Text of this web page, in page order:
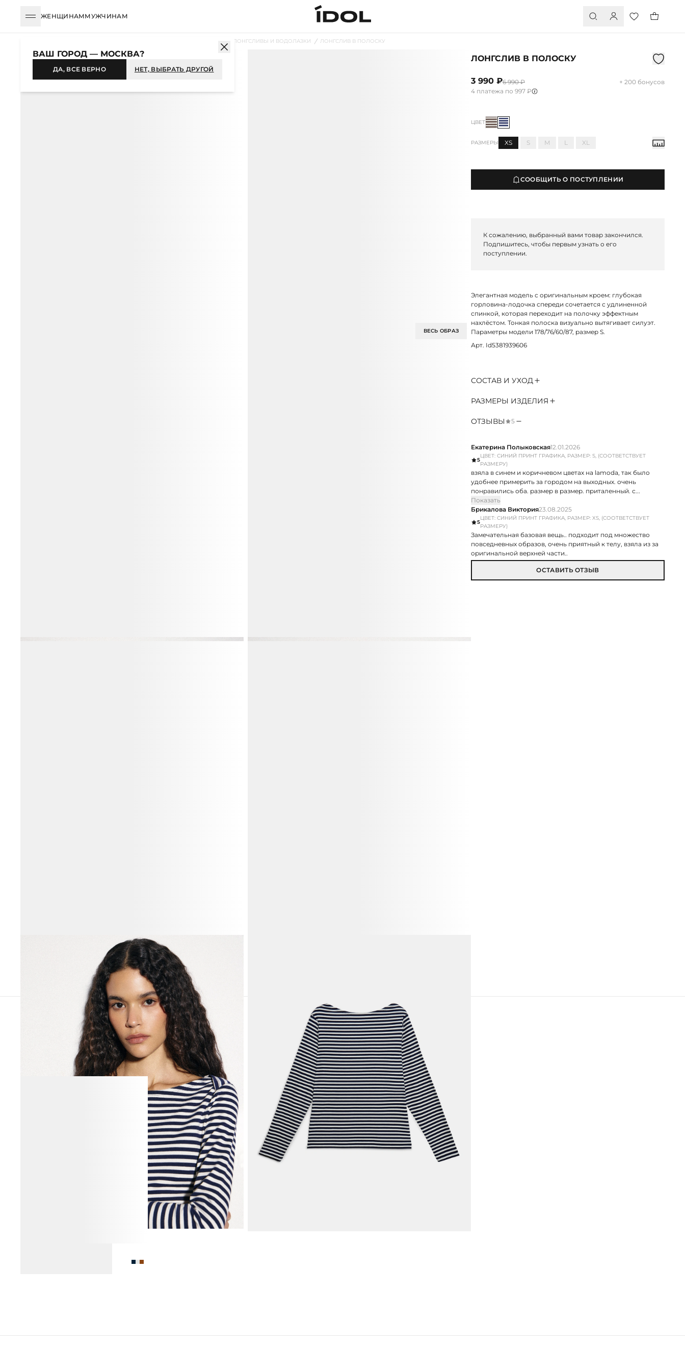
ЖЕНЩИНАММУЖЧИНАМ
ЛОНГСЛИВЫ И ВОДОЛАЗКИ ЛОНГСЛИВ В ПОЛОСКУ
ВЕСЬ ОБРАЗ
ЛОНГСЛИВ В ПОЛОСКУ
3 990 ₽6 990 ₽
+ 200 бонусов
4 платежа по 997 ₽
ЦВЕТ
РАЗМЕРЫ XS S M L XL
СООБЩИТЬ О ПОСТУПЛЕНИИ
К сожалению, выбранный вами товар закончился.
Подпишитесь, чтобы первым узнать о его
поступлении.
Элегантная модель с оригинальным кроем: глубокая
горловина-лодочка спереди сочетается с удлиненной
спинкой, которая переходит на полочку эффектным
нахлёстом. Тонкая полоска визуально вытягивает силуэт.
Параметры модели 178/76/60/87, размер S.
Арт. Id5381939606
СОСТАВ И УХОД
РАЗМЕРЫ ИЗДЕЛИЯ
ОТЗЫВЫ 5
Екатерина Полыковская12.01.2026
5
ЦВЕТ: СИНИЙ ПРИНТ ГРАФИКА, РАЗМЕР: S, (СООТВЕТСТВУЕТ
РАЗМЕРУ)
взяла в синем и коричневом цветах на lamoda, так было
удобнее примерить за городом на выходных. очень
понравились оба. размер в размер. приталенный. с...
Показать
Брикалова Виктория23.08.2025
5
ЦВЕТ: СИНИЙ ПРИНТ ГРАФИКА, РАЗМЕР: XS, (СООТВЕТСТВУЕТ
РАЗМЕРУ)
Замечательная базовая вещь.. подходит под множество
повседневных образов, очень приятный к телу, взяла из за
оригинальной верхней части..
ОСТАВИТЬ ОТЗЫВ
ПОХОЖИЕ ТОВАРЫ
ВАШ ГОРОД — МОСКВА?
ДА, ВСЕ ВЕРНО НЕТ, ВЫБРАТЬ ДРУГОЙ